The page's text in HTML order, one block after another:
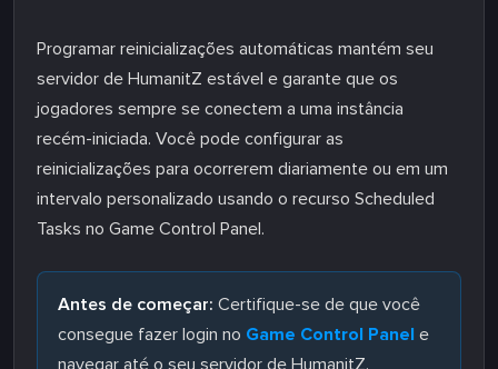
Programar reinicializações automáticas mantém seu
servidor de HumanitZ estável e garante que os
jogadores sempre se conectem a uma instância
recém-iniciada. Você pode configurar as
reinicializações para ocorrerem diariamente ou em um
intervalo personalizado usando o recurso Scheduled
Tasks no Game Control Panel.
Antes de começar: Certifique-se de que você
consegue fazer login no Game Control Panel e
navegar até o seu servidor de HumanitZ.